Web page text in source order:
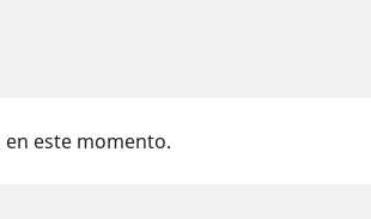
en este momento.